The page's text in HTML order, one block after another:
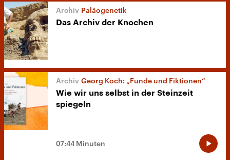
Paläogenetik
Das Archiv der Knochen
Georg Koch: „Funde und Fiktionen“
Wie wir uns selbst in der Steinzeit
spiegeln
07:44 Minuten